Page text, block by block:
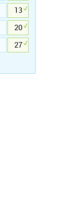
13
20
27